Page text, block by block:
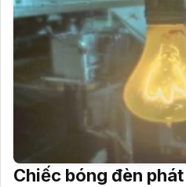
Chiếc bóng đèn